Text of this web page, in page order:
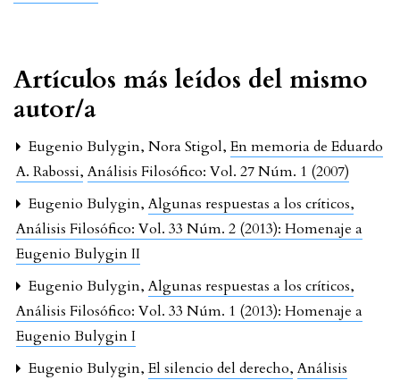
Artículos más leídos del mismo
autor/a
Eugenio Bulygin, Nora Stigol,En memoria de Eduardo
A. Rabossi,Análisis Filosófico: Vol. 27 Núm. 1 (2007)
Eugenio Bulygin,Algunas respuestas a los críticos,
Análisis Filosófico: Vol. 33 Núm. 2 (2013): Homenaje a
Eugenio Bulygin II
Eugenio Bulygin,Algunas respuestas a los críticos,
Análisis Filosófico: Vol. 33 Núm. 1 (2013): Homenaje a
Eugenio Bulygin I
Eugenio Bulygin,El silencio del derecho,Análisis